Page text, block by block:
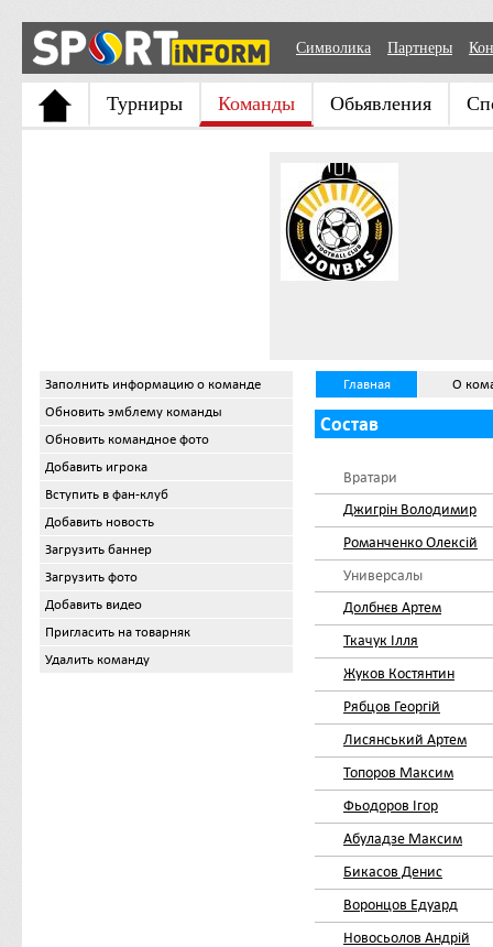
Символика Партнеры
Турниры Команды Обьявления
Заполнить информацию о команде
Обновить эмблему команды
Обновить командное фото
Добавить игрока
Вступить в фан-клуб
Добавить новость
Загрузить баннер
Загрузить фото
Добавить видео
Пригласить на товарняк
Удалить команду
Главная О
Состав
Вратари
Джигрін Володимир
Романченко Олексій
Универсалы
Долбнєв Артем
Ткачук Ілля
Жуков Костянтин
Рябцов Георгій
Лисянський Артем
Топоров Максим
Фьодоров Ігор
Абуладзе Максим
Бикасов Денис
Воронцов Едуард
Новосьолов Андрій